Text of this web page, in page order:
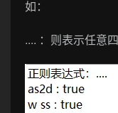
如：
.... ：则表示任意